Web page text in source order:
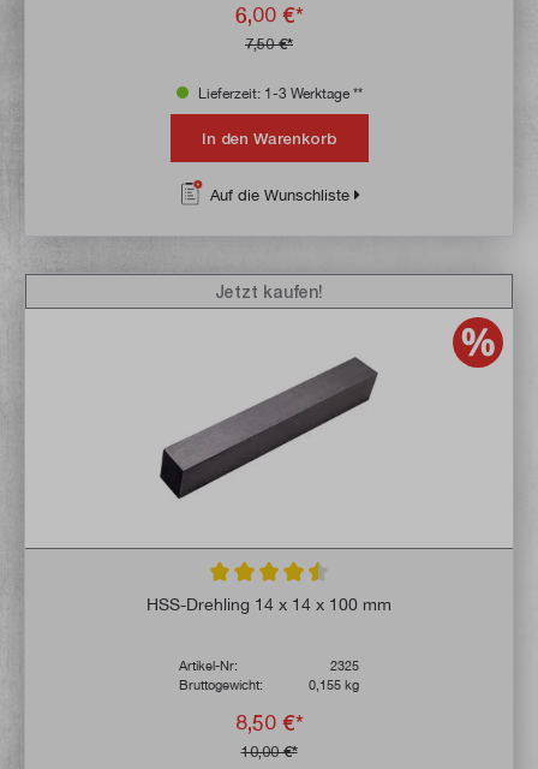
6,00 €*
7,50 €*
Lieferzeit: 1-3 Werktage **
In den Warenkorb
Auf die Wunschliste
Durchschnittliche Bewertung von 4.6 von
HSS-Drehling 14 x 14 x 100 mm
Artikel-Nr:
2325
Bruttogewicht:
0,155 kg
8,50 €*
10,00 €*
Jetzt kaufen!